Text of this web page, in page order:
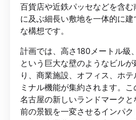
百貨店や近鉄パッセなどを含
に及ぶ細長い敷地を一体的に
な構想です。
計画では、高さ180メートル級
という巨大な壁のようなビル
り、商業施設、オフィス、ホ
ミナル機能が集約されます。こ
名古屋の新しいランドマーク
前の景観を一変させるインパク